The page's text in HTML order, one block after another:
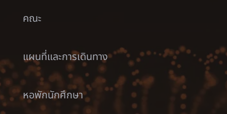
คณะ
แผนที่และการเดินทาง
หอพักนักศึกษา